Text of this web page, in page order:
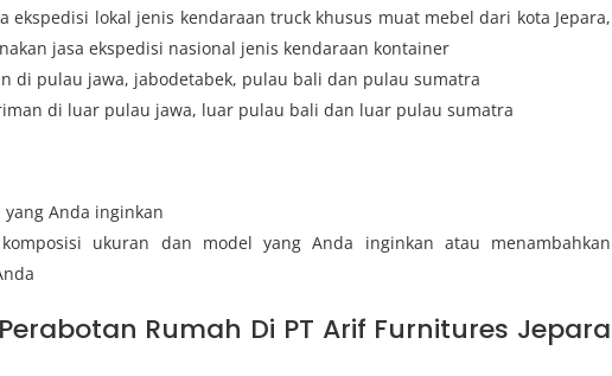
ekspedisi lokal jenis kendaraan truck khusus muat mebel dari kota Jepara,
jasa ekspedisi nasional jenis kendaraan kontainer
di pulau jawa, jabodetabek, pulau bali dan pulau sumatra
di luar pulau jawa, luar pulau bali dan luar pulau sumatra
Anda inginkan
ukuran dan model yang Anda inginkan atau menambahkan
Rumah Di PT Arif Furnitures Jepara